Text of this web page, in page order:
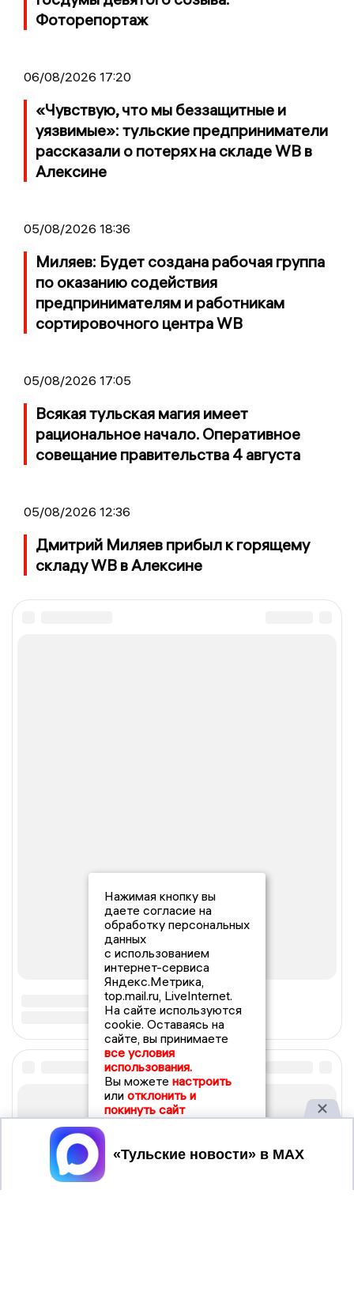
Фоторепортаж
06/08/2026 17:20
«Чувствую, что мы беззащитные и
уязвимые»: тульские предприниматели
рассказали о потерях на складе WB в
Алексине
05/08/2026 18:36
Миляев: Будет создана рабочая группа
по оказанию содействия
предпринимателям и работникам
сортировочного центра WB
05/08/2026 17:05
Всякая тульская магия имеет
рациональное начало. Оперативное
совещание правительства 4 августа
05/08/2026 12:36
Дмитрий Миляев прибыл к горящему
складу WB в Алексине
Нажимая кнопку вы
даете согласие на
обработку персональных
данных
с использованием
интернет-сервиса
Яндекс.Метрика,
top.mail.ru, LiveInternet.
На сайте используются
cookie. Оставаясь на
сайте, вы принимаете
все условия
использования.
Вы можете настроить
или отклонить и
покинуть сайт
Принять